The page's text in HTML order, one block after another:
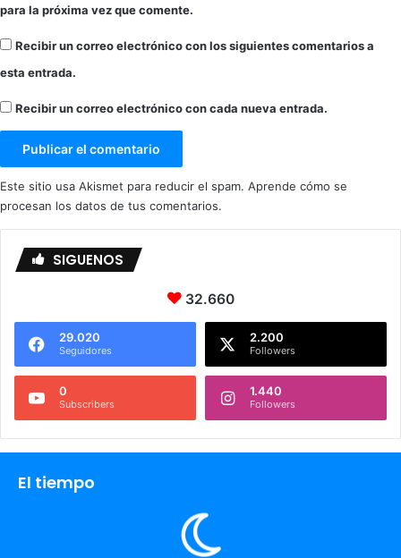
para la próxima vez que comente.
Recibir un correo electrónico con los siguientes comentarios a
esta entrada.
Recibir un correo electrónico con cada nueva entrada.
Este sitio usa Akismet para reducir el spam. Aprende cómo se
procesan los datos de tus comentarios.
SIGUENOS
32.660
29.020
Seguidores
2.200
Followers
0
Subscribers
1.440
Followers
El tiempo